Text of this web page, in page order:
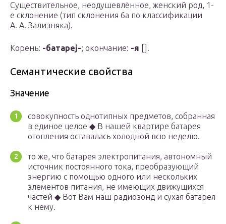
Существительное, неодушевлённое, женский род, 1-
е склонение (тип склонения 6a по классификации
А. А. Зализняка).
Корень: -батареj-; окончание: -я [].
Семантические свойства
Значение
совокупность однотипных предметов, собранная
в единое целое ◆ В нашей квартире батарея
отопления оставалась холодной всю неделю.
то же, что батарея электропитания, автономный
источник постоянного тока, преобразующий
энергию с помощью одного или нескольких
элементов питания, не имеющих движущихся
частей ◆ Вот Вам наш радиозонд и сухая батарея
к нему.